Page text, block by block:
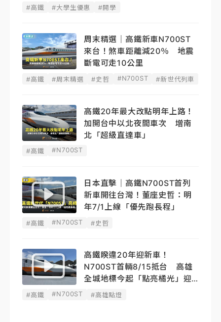
#高鐵 #大學生優惠 #開學
周末精選｜高鐵新車N700ST
來台！煞車距離減20％ 地震
斷電可走10公里
#高鐵 #周末精選 #史哲 #N700ST #新世代列車
高鐵20年最大改點明年上路！
加開台中以北夜間車次 增南
北「超級直達車」
#高鐵 #N700ST
日本直擊｜高鐵N700ST首列
新車開往台灣！董座史哲：明
年7/1上線「優先跑長程」
#高鐵 #N700ST #史哲
高鐵睽違20年迎新車！
N700ST首輛8/15抵台 高雄
全城地標今起「點亮橘光」迎
接
#高鐵 #N700ST #高雄點燈